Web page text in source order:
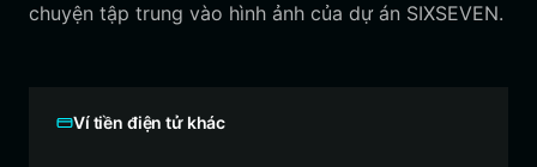
chuyện tập trung vào hình ảnh của dự án SIXSEVEN.
Ví tiền điện tử khác